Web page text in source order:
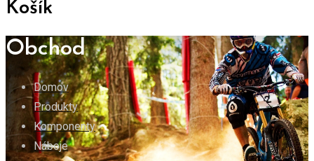
Košík
Obchod
Domov
Produkty
Komponenty
Náboje